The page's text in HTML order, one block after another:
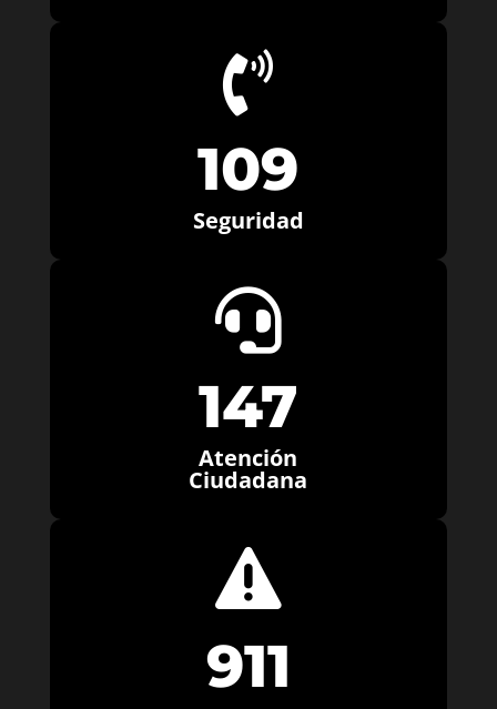

109
Seguridad

147
Atención
Ciudadana

911